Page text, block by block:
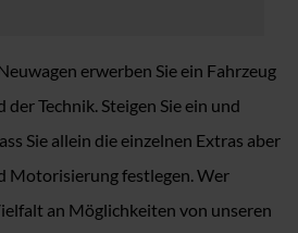
erwerben Sie ein Fahrzeug
Technik. Steigen Sie ein und
Sie allein die einzelnen Extras aber
Motorisierung festlegen. Wer
an Möglichkeiten von unseren